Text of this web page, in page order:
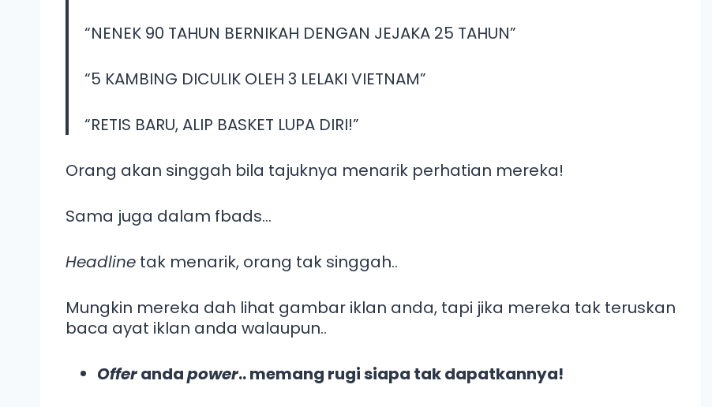
“NENEK 90 TAHUN BERNIKAH DENGAN JEJAKA 25 TAHUN”
“5 KAMBING DICULIK OLEH 3 LELAKI VIETNAM”
“RETIS BARU, ALIP BASKET LUPA DIRI!”
Orang akan singgah bila tajuknya menarik perhatian mereka!
Sama juga dalam fbads…
Headline tak menarik, orang tak singgah..
Mungkin mereka dah lihat gambar iklan anda, tapi jika mereka tak teruskan
baca ayat iklan anda walaupun..
Offerandapower.. memang rugi siapa tak dapatkannya!